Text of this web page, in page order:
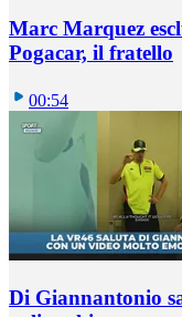
Marc Marquez
Pogacar, il fratello
00:54
Di Giannantonio